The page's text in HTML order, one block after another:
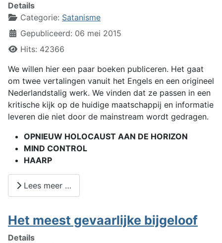
Details
Categorie: Satanisme
Gepubliceerd: 06 mei 2015
Hits: 42366
We willen hier een paar boeken publiceren. Het gaat
om twee vertalingen vanuit het Engels en een origineel
Nederlandstalig werk. We vinden dat ze passen in een
kritische kijk op de huidige maatschappij en informatie
leveren die niet door de mainstream wordt gedragen.
OPNIEUW HOLOCAUST AAN DE HORIZON
MIND CONTROL
HAARP
Lees meer …
Het meest gevaarlijke bijgeloof
Details